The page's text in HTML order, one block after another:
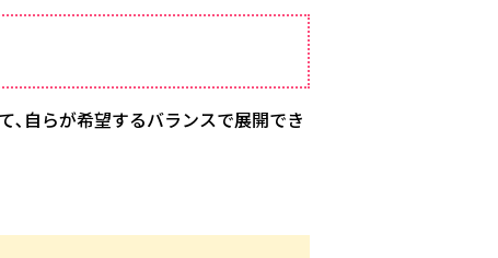
､自らが希望するバランスで展開でき